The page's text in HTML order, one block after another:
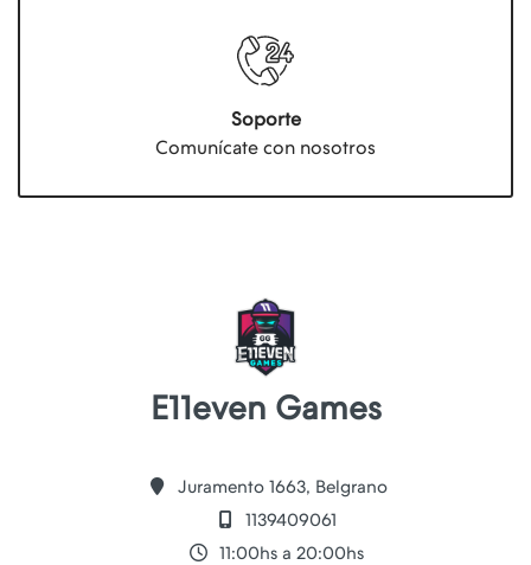
Soporte
Comunícate con nosotros
E11even Games
Juramento 1663, Belgrano
1139409061
11:00hs a 20:00hs